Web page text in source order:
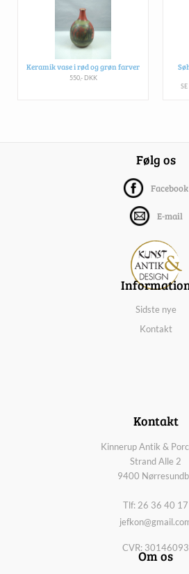
Keramik vase i rød og grøn farver
550,- DKK
Følg os
Facebook
E-mail
Sidste nye
Kontakt
Kontakt
Kinnerup Antik &
Strand Alle 2
9400
Tlf: 26 36 40 17
CVR: 30146093
Om os